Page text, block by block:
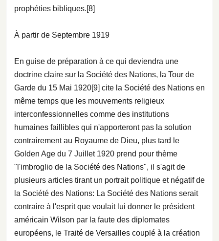
prophéties bibliques.[8]
À partir de Septembre 1919
En guise de préparation à ce qui deviendra une
doctrine claire sur la Société des Nations, la Tour de
Garde du 15 Mai 1920[9] cite la Société des Nations en
même temps que les mouvements religieux
interconfessionnelles comme des institutions
humaines faillibles qui n'apporteront pas la solution
contrairement au Royaume de Dieu, plus tard le
Golden Age du 7 Juillet 1920 prend pour thème
"l'imbroglio de la Société des Nations", il s'agit de
plusieurs articles tirant un portrait politique et négatif de
la Société des Nations: La Société des Nations serait
contraire à l'esprit que voulait lui donner le président
américain Wilson par la faute des diplomates
européens, le Traité de Versailles couplé à la création